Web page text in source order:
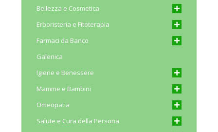
Bellezza e Cosmetica
Erboristeria e Fitoterapia
Farmaci da Banco
Galenica
Igiene e Benessere
Mamme e Bambini
Omeopatia
Salute e Cura della Persona